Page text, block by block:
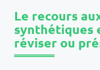
Le recours
synthétiques
réviser ou